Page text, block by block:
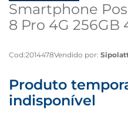
Smartphone
8 Pro 4G 256GB
Cod:2014478Vendido por:
Produto
indisponível